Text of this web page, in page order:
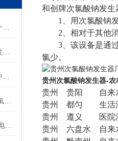
和创牌次氯酸钠发生
1、用次氯酸钠发
2、相对于其他消
3、该设备是通过
氯少。
贵州次氯酸钠发生器-
贵州 贵阳
自来
贵州
都匀
生活
贵州
遵义
医院
贵州
六盘水
自来